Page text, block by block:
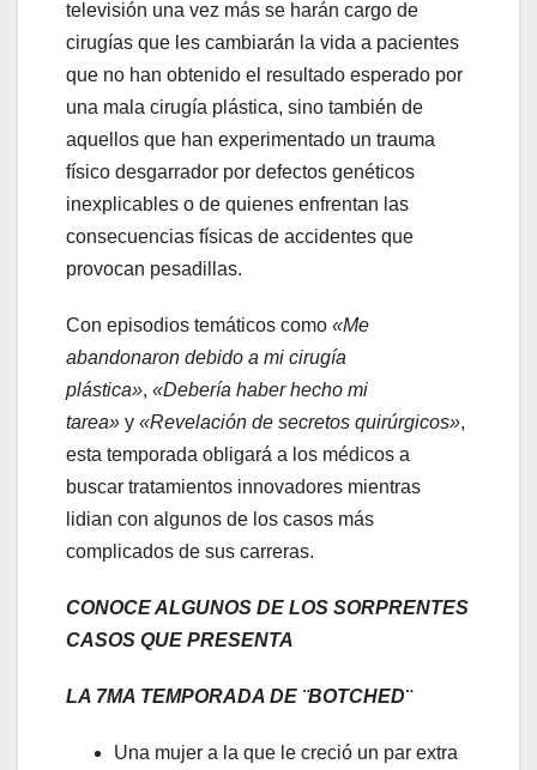
televisión una vez más se harán cargo de
cirugías que les cambiarán la vida a pacientes
que no han obtenido el resultado esperado por
una mala cirugía plástica, sino también de
aquellos que han experimentado un trauma
físico desgarrador por defectos genéticos
inexplicables o de quienes enfrentan las
consecuencias físicas de accidentes que
provocan pesadillas.
Con episodios temáticos como «Me
abandonaron debido a mi cirugía
plástica», «Debería haber hecho mi
tarea» y «Revelación de secretos quirúrgicos»,
esta temporada obligará a los médicos a
buscar tratamientos innovadores mientras
lidian con algunos de los casos más
complicados de sus carreras.
CONOCE ALGUNOS DE LOS SORPRENTES
CASOS QUE PRESENTA
LA 7MA TEMPORADA DE ¨BOTCHED¨
Una mujer a la que le creció un par extra